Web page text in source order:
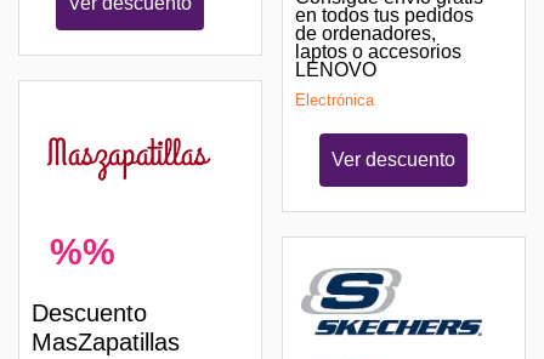
%%
Descuento
MasZapatillas
en todos tus pedidos
de ordenadores,
laptos o accesorios
LENOVO
Electrónica
Ver descuento